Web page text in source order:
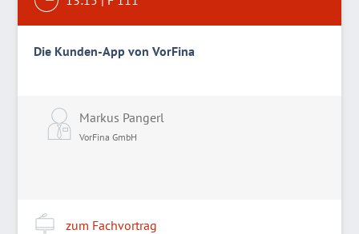
Die Kunden-App von VorFina
Markus Pangerl
VorFina GmbH
zum Fachvortrag